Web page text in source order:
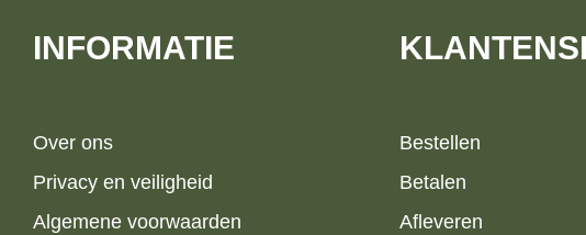
INFORMATIE
Over ons
Privacy en veiligheid
Algemene voorwaarden
Bestellen
Betalen
Afleveren